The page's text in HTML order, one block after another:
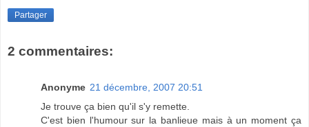
Partager
2 commentaires:
Anonyme 21 décembre, 2007 20:51
Je trouve ça bien qu'il s'y remette.
C'est bien l'humour sur la banlieue mais à un moment ça